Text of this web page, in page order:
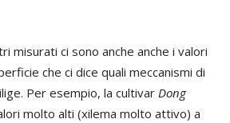
misurati ci sono anche anche i valori
che ci dice quali meccanismi di
Per esempio, la cultivar Dong
molto alti (xilema molto attivo) a